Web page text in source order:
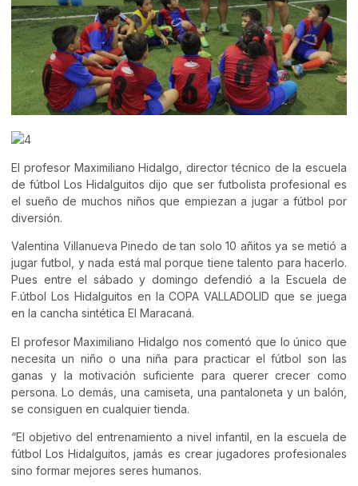
El profesor Maximiliano Hidalgo, director técnico de la escuela
de fútbol Los Hidalguitos dijo que ser futbolista profesional es
el sueño de muchos niños que empiezan a jugar a fútbol por
diversión.
Valentina Villanueva Pinedo de tan solo 10 añitos ya se metió a
jugar futbol, y nada está mal porque tiene talento para hacerlo.
Pues entre el sábado y domingo defendió a la Escuela de
F.útbol Los Hidalguitos en la COPA VALLADOLID que se juega
en la cancha sintética El Maracaná.
El profesor Maximiliano Hidalgo nos comentó que lo único que
necesita un niño o una niña para practicar el fútbol son las
ganas y la motivación suficiente para querer crecer como
persona. Lo demás, una camiseta, una pantaloneta y un balón,
se consiguen en cualquier tienda.
“El objetivo del entrenamiento a nivel infantil, en la escuela de
fútbol Los Hidalguitos, jamás es crear jugadores profesionales
sino formar mejores seres humanos.